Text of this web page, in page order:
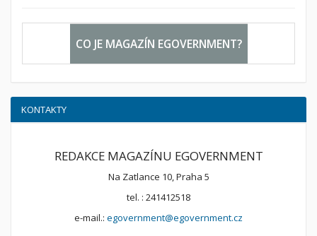
CO JE MAGAZÍN EGOVERNMENT?
KONTAKTY
REDAKCE MAGAZÍNU EGOVERNMENT
Na Zatlance 10, Praha 5
tel. : 241412518
e-mail.: egovernment@egovernment.cz